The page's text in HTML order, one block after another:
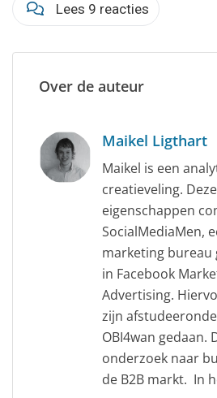
Lees 9 reacties
Over de auteur
Maikel Ligthart
Maikel is een
creatieveling.
eigenschappen
SocialMediaMen,
marketing bureau
in Facebook
Advertising.
zijn
OBI4wan gedaan.
onderzoek naar
de B2B markt. In